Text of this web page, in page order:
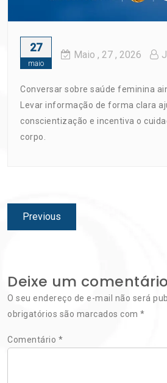
27
maio
Maio , 27 , 2026
Conversar sobre saúde feminina
Levar informação de forma clara
conscientização e incentiva o
corpo.
Navegação
de
Previous
post:
Deixe um comentário
O seu endereço de e-mail não será
obrigatórios são marcados com *
Comentário *